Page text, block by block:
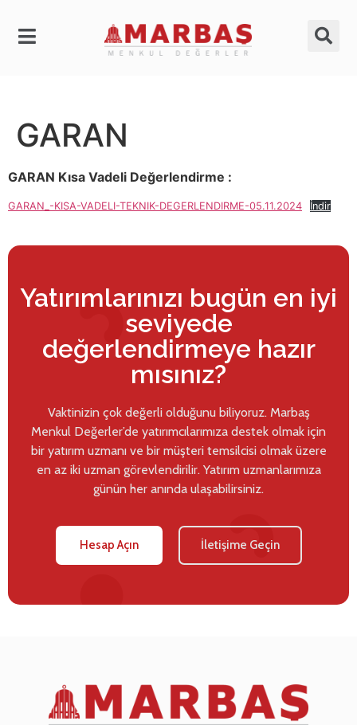
GARAN
GARAN Kısa Vadeli Değerlendirme :
GARAN_-KISA-VADELI-TEKNIK-DEGERLENDIRME-05.11.2024 İndir
Yatırımlarınızı bugün en iyi
seviyede
değerlendirmeye hazır
mısınız?
Vaktinizin çok değerli olduğunu biliyoruz. Marbaş
Menkul Değerler’de yatırımcılarımıza destek olmak için
bir yatırım uzmanı ve bir müşteri temsilcisi olmak üzere
en az iki uzman görevlendirilir. Yatırım uzmanlarımıza
günün her anında ulaşabilirsiniz.
Hesap Açın İletişime Geçin